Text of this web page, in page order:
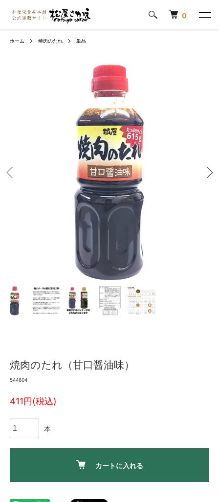
0
ホーム 焼肉のたれ 単品
焼肉のたれ（甘口醤油味）
544604
411円(税込)
本
カートに入れる